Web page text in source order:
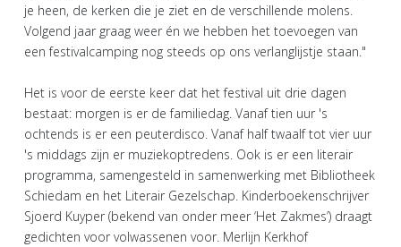
je heen, de kerken die je ziet en de verschillende molens.
Volgend jaar graag weer én we hebben het toevoegen van
een festivalcamping nog steeds op ons verlanglijstje staan."
Het is voor de eerste keer dat het festival uit drie dagen
bestaat: morgen is er de familiedag. Vanaf tien uur 's
ochtends is er een peuterdisco. Vanaf half twaalf tot vier uur
's middags zijn er muziekoptredens. Ook is er een literair
programma, samengesteld in samenwerking met Bibliotheek
Schiedam en het Literair Gezelschap. Kinderboekenschrijver
Sjoerd Kuyper (bekend van onder meer ‘Het Zakmes’) draagt
gedichten voor volwassenen voor. Merlijn Kerkhof